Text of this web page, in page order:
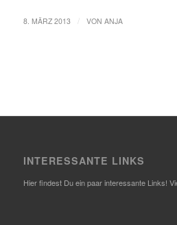
8. MÄRZ 2013 VON ANJA
INTERESSANTE LINKS
Hier findest Du ein paar interessante Links!